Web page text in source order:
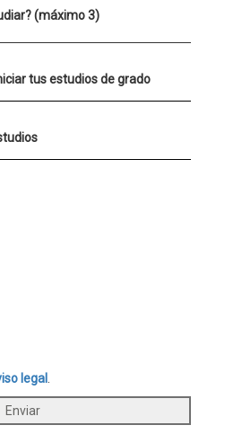
(máximo 3)
tus estudios de grado
legal
Enviar